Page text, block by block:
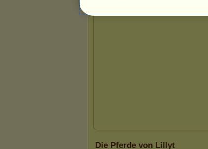
Die Pferde von Lillyt